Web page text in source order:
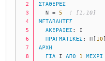
ΣΤΑΘΕΡΕΣ
Ν = 5
! [1,10]
ΜΕΤΑΒΛΗΤΕΣ
ΑΚΕΡΑΙΕΣ : Ι
ΠΡΑΓΜΑΤΙΚΕΣ : Π[ 10
ΑΡΧΗ
ΓΙΑ Ι ΑΠΟ 1 ΜΕΧΡΙ